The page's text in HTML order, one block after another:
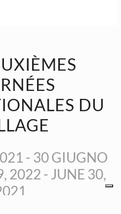
DU
- 30 GIUGNO
2022 - JUNE 30,